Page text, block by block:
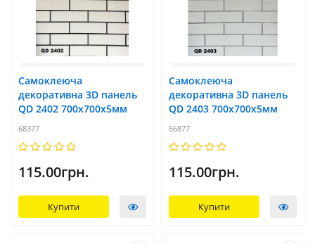
Самоклеюча
декоративна 3D панель
QD 2402 700x700х5мм
68377
115.00грн.
Купити
Самоклеюча
декоративна 3D панель
QD 2403 700x700х5мм
66877
115.00грн.
Купити